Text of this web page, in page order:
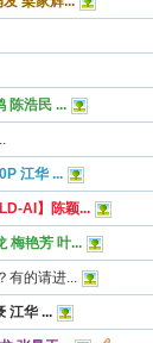
陈浩民 ...
江华 ...
AI】陈颖...
梅艳芳 叶...
有的请进...
江华 ...